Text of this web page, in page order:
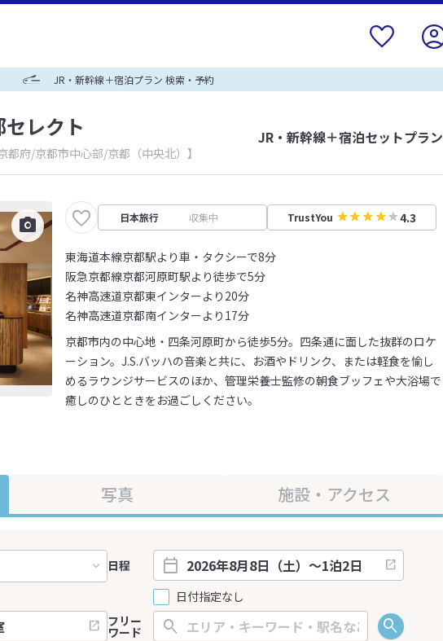
JR・新幹線＋宿泊プラン 検索・予約
レクト
京都府/京都市中心部/京都（中央北）】
JR・新幹線＋宿泊セットプラン
日本旅行 収集中 TrustYou 4.3
東海道本線京都駅より車・タクシーで8分
阪急京都線京都河原町駅より徒歩で5分
名神高速道京都東インターより20分
名神高速道京都南インターより17分
京都市内の中心地・四条河原町から徒歩5分。四条通に面した抜群のロケ
ーション。J.S.バッハの音楽と共に、お酒やドリンク、または軽食を愉し
めるラウンジサービスのほか、管理栄養士監修の朝食ブッフェや大浴場で
癒しのひとときをお過ごしください。
写真 施設・アクセス
日程
日付指定なし
フリー
ワード